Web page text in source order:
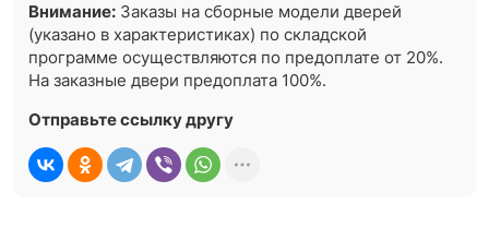
Внимание: Заказы на сборные модели дверей
(указано в характеристиках) по складской
программе осуществляются по предоплате от 20%.
На заказные двери предоплата 100%.
Отправьте ссылку другу